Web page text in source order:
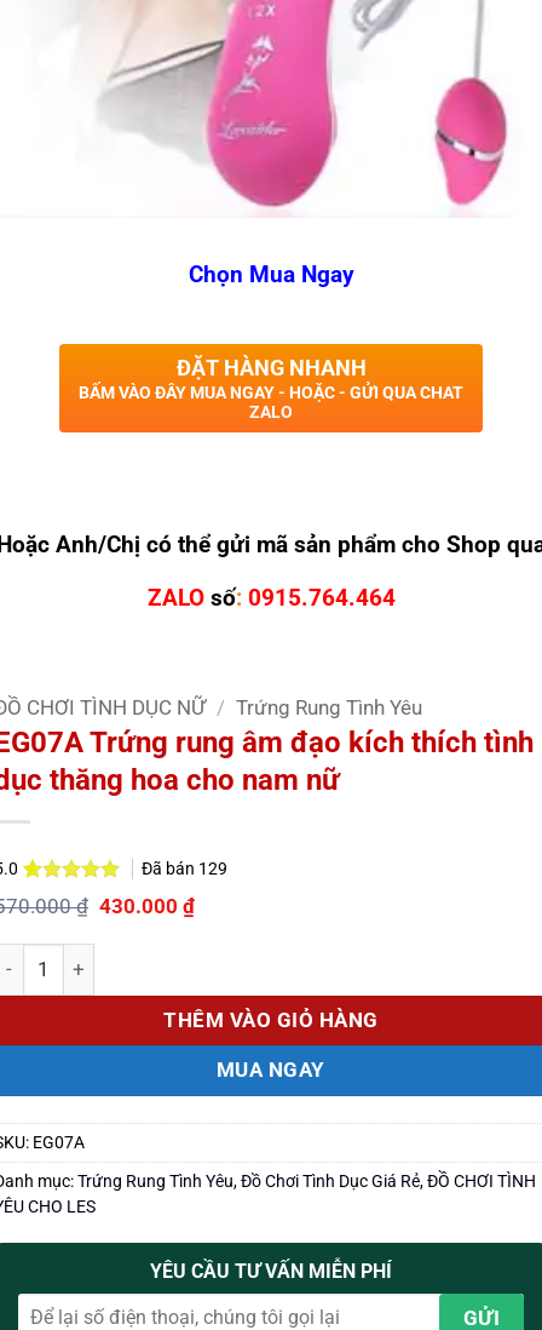
Chọn Mua Ngay
ĐẶT HÀNG NHANH
BẤM VÀO ĐÂY MUA NGAY - HOẶC - GỬI QUA CHAT
ZALO
Anh/Chị có thể gửi mã sản phẩm cho Shop
ZALO số: 0915.764.464
CHƠI TÌNH DỤC NỮ / Trứng Rung Tình Yêu
Trứng rung âm đạo kích thích tình
thăng hoa cho nam nữ
5.0trên 5
dựa trên
2
Đã bán 129
₫ Giá
430.000₫Giá
lượng
THÊM VÀO GIỎ HÀNG
MUA NGAY
EG07A
mục:Trứng Rung Tình Yêu,Đồ Chơi Tình Dục Giá Rẻ,ĐỒ CHƠI TÌNH
CHO LES
YÊU CẦU TƯ VẤN MIỄN PHÍ